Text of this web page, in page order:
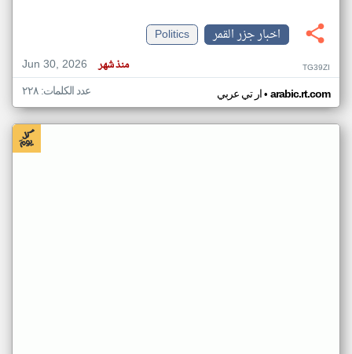
اخبار جزر القمر
Politics
Jun 30, 2026
منذ شهر TG39ZI
ار تي عربي• arabic.rt.com عدد الكلمات: ٢٢٨